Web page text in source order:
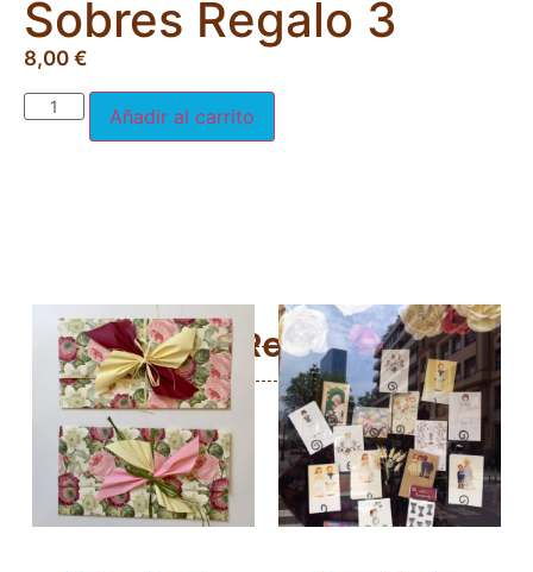
Sobres Regalo 3
8,00 €
Añadir al carrito
Productos Relacionados